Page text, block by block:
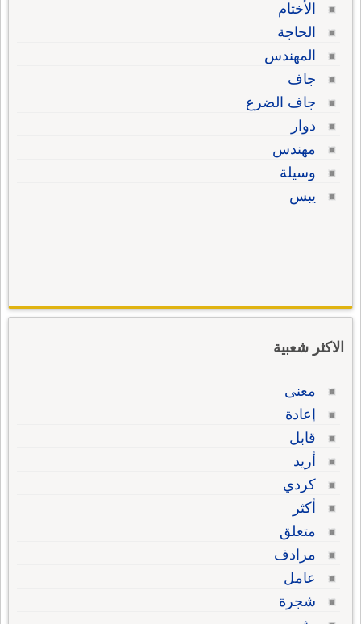
الأختام
الحاجة
المهندس
جاف
جاف الضرع
دوار
مهندس
وسيلة
يبس
الاكثر شعبية
معنى
إعادة
قابل
أريد
كردي
أكثر
متعلق
مرادف
عامل
شجرة